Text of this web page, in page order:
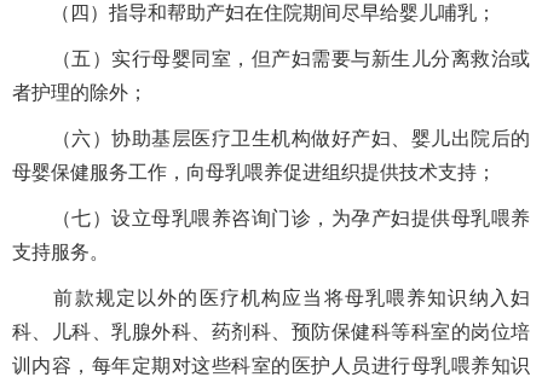
（四）指导和帮助产妇在住院期间尽早给婴儿哺乳；
（五）实行母婴同室，但产妇需要与新生儿分离救治或
者护理的除外；
（六）协助基层医疗卫生机构做好产妇、婴儿出院后的
母婴保健服务工作，向母乳喂养促进组织提供技术支持；
（七）设立母乳喂养咨询门诊，为孕产妇提供母乳喂养
支持服务。
前款规定以外的医疗机构应当将母乳喂养知识纳入妇
科、儿科、乳腺外科、药剂科、预防保健科等科室的岗位培
训内容，每年定期对这些科室的医护人员进行母乳喂养知识